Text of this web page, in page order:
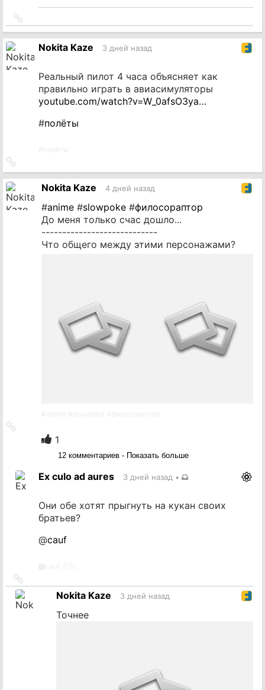
на
источник
Nokita Kaze 3 дней назад
Реальный пилот 4 часа объясняет как
правильно играть в авиасимуляторы
youtube.com/watch?v=W_0afsO3ya…
#полёты
на
источникNokita Kaze 4 дней назад
#anime #slowpoke #филосораптор
До меня только счас дошло...
----------------------------
Что общего между этими персонажами?
источник
1
12 комментариев - Показать больше
Ex culo ad aures 3 дней назад •
Они обе хотят прыгнуть на кукан своих
братьев?
@cauf
@
на
источникNokita Kaze 3 дней назад
Точнее